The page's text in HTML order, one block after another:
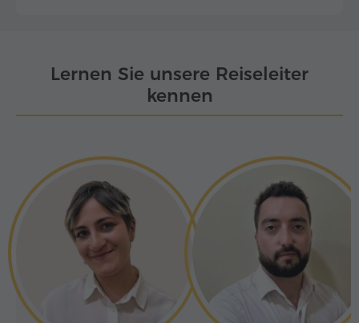
Lernen Sie unsere Reiseleiter
kennen